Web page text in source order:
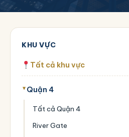
KHU VỰC
Tất cả khu vực
Quận 4
Tất cả Quận 4
River Gate